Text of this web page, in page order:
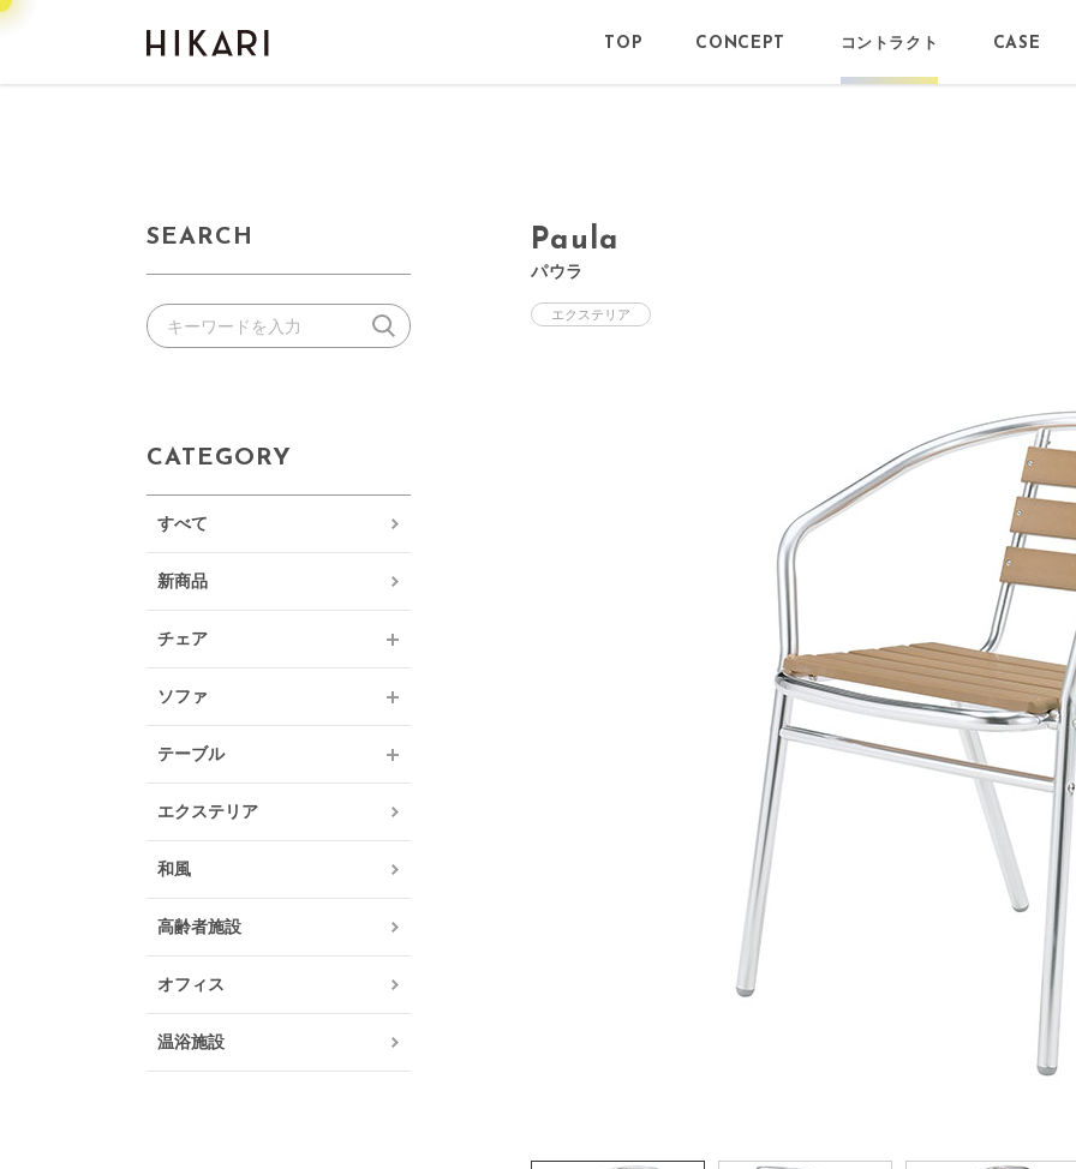
TOP CONCEPT コントラクト CASE
SEARCH
CATEGORY
すべて
新商品
チェア
ソファ
テーブル
エクステリア
和風
高齢者施設
オフィス
温浴施設
Paula
パウラ
エクステリア